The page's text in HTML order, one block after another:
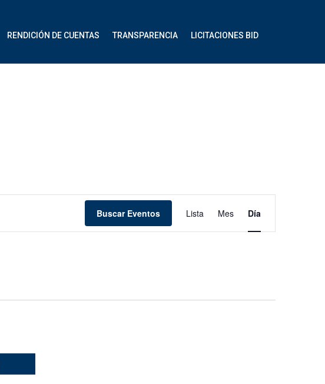
RENDICIÓN DE CUENTAS TRANSPARENCIA LICITACIONES BID
Buscar Eventos Lista Mes Día